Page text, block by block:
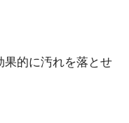
果的に汚れを落とせ